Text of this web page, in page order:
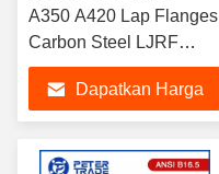
A350 A420 Lap Flanges
Carbon Steel LJRF
Kelas 2500LB Untuk
Aplikasi Industri
Tekanan Tinggi
Dapatkan Harga